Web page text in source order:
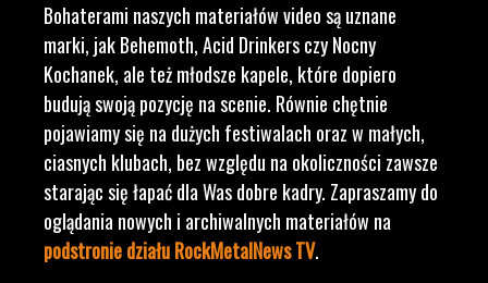
Bohaterami naszych materiałów video są uznane
marki, jak Behemoth, Acid Drinkers czy Nocny
Kochanek, ale też młodsze kapele, które dopiero
budują swoją pozycję na scenie. Równie chętnie
pojawiamy się na dużych festiwalach oraz w małych,
ciasnych klubach, bez względu na okoliczności zawsze
starając się łapać dla Was dobre kadry. Zapraszamy do
oglądania nowych i archiwalnych materiałów na
podstronie działu RockMetalNews TV.